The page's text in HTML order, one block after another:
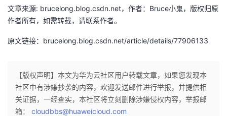
文章来源: brucelong.blog.csdn.net，作者：Bruce小鬼，版权归原
作者所有，如需转载，请联系作者。
原文链接：brucelong.blog.csdn.net/article/details/77906133
【版权声明】本文为华为云社区用户转载文章，如果您发现本
社区中有涉嫌抄袭的内容，欢迎发送邮件进行举报，并提供相
关证据，一经查实，本社区将立刻删除涉嫌侵权内容，举报邮
箱： cloudbbs@huaweicloud.com